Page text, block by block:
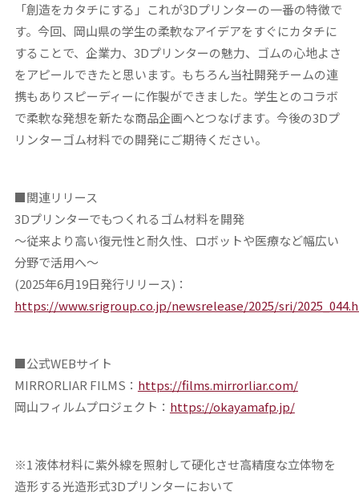
「創造をカタチにする」これが3Dプリンターの一番の特徴で
す。今回、岡山県の学生の柔軟なアイデアをすぐにカタチに
することで、企業力、3Dプリンターの魅力、ゴムの心地よさ
をアピールできたと思います。もちろん当社開発チームの連
携もありスピーディーに作製ができました。学生とのコラボ
で柔軟な発想を新たな商品企画へとつなげます。今後の3Dプ
リンターゴム材料での開発にご期待ください。
■関連リリース
3Dプリンターでもつくれるゴム材料を開発
～従来より高い復元性と耐久性、ロボットや医療など幅広い
分野で活用へ～
(2025年6月19日発行リリース)：
https://www.srigroup.co.jp/newsrelease/2025/sri/
■公式WEBサイト
MIRRORLIAR FILMS： https://films.mirrorliar.com/
岡山フィルムプロジェクト： https://okayamafp.jp/
※1 液体材料に紫外線を照射して硬化させ高精度な立体物を
造形する光造形式3Dプリンターにおいて